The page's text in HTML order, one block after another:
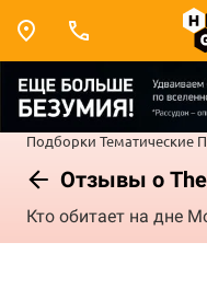
Подборки Тематические
Отзывы о
Кто обитает на дне